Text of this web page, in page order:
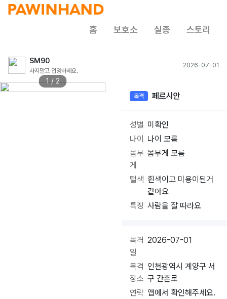
홈 보호소 실종 스토리
SM90
사지말고 입양하세요.
2026-07-01
1 / 2
목격 페르시안
성별 미확인
나이
나이 모름
몸무
게
몸무게 모름
털색 흰색이고 미용이된거
같아요
특징 사람을 잘 따라요
목격
일
2026-07-01
목격
장소
인천광역시 계양구 서
구 간촌로
연락 앱에서 확인해주세요.